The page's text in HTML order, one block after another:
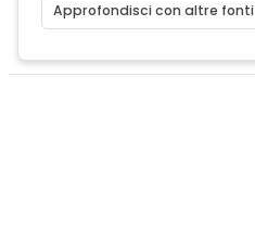
Approfondisci con altre fonti